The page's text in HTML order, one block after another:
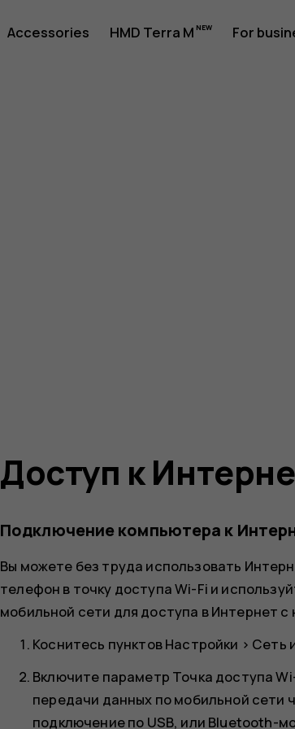
Accessories HMD Terra M For
Доступ к
Подключение компьютера к
Вы можете без труда использовать
телефон в точку доступа Wi-Fi и
мобильной сети для доступа в Интернет с
Коснитесь пунктовНастройки > Сеть
Включите параметр Точка доступа
передачи данных по мобильной сети
подключение по USB, или Bluetooth-